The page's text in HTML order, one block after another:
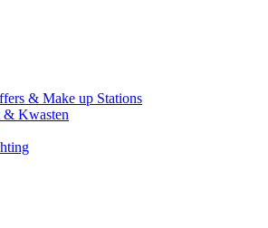
& Make up Stations
& Kwasten